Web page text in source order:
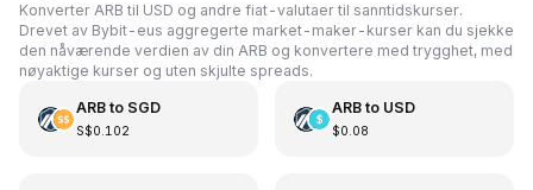
Konverter ARB til USD og andre fiat-valutaer til sanntidskurser.
Drevet av Bybit-eus aggregerte market-maker-kurser kan du sjekke
den nåværende verdien av din ARB og konvertere med trygghet, med
nøyaktige kurser og uten skjulte spreads.
ARBto SGD
S$0.102
ARBto USD
$0.08